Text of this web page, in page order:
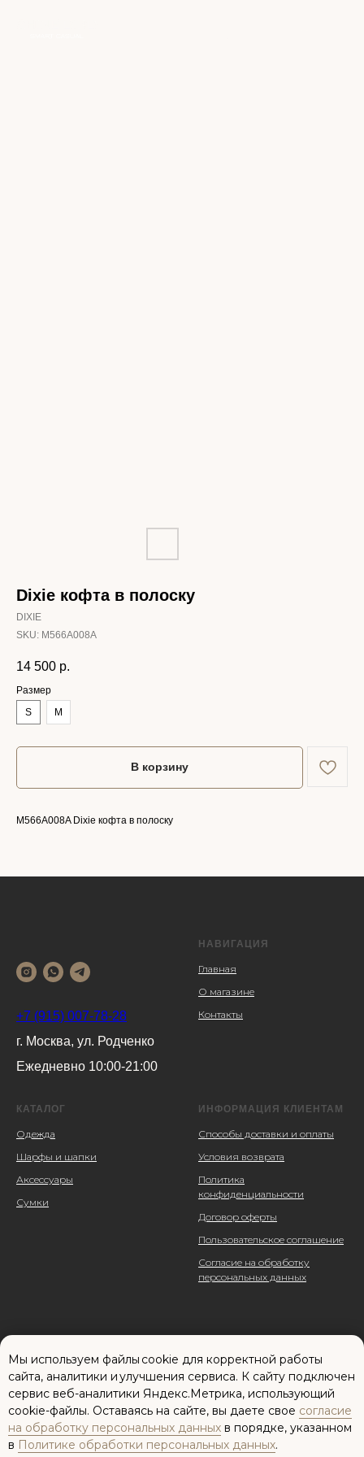
Мы используем файлы cookie для корректной работы
сайта, аналитики и улучшения сервиса. К cайту подключен
сервис веб-аналитики Яндекс.Метрика, использующий
cookie-файлы. Оставаясь на сайте, вы даете свое согласие
на обработку персональных данных в порядке, указанном
в Политике обработки персональных данных.
Dixie кофта в полоску
DIXIE
SKU: M566A008A
14 500 р.
Размер
S
M
В корзину
M566A008A Dixie кофта в полоску
+7 (915) 007-78-28
г. Москва, ул. Родченко
Ежедневно 10:00-21:00
НАВИГАЦИЯ
Главная
О магазине
Контакты
КАТАЛОГ
Одежда
Шарфы и шапки
Аксессуары
Сумки
ИНФОРМАЦИЯ КЛИЕНТАМ
Способы доставки и оплаты
Условия возврата
Политика
конфиденциальности
Договор оферты
Пользовательское соглашение
Согласие на обработку
персональных данных
Сайт разработан: Елена Паненкова